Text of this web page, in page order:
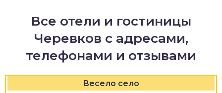
Все отели и гостиницы
Черевков с адресами,
телефонами и отзывами
Весело село